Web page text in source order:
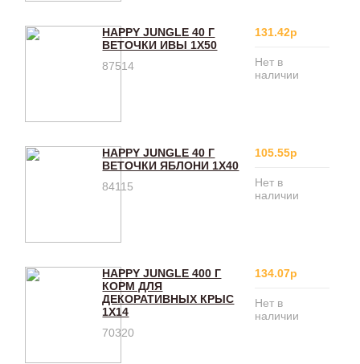
HAPPY JUNGLE 40 Г
ВЕТОЧКИ ИВЫ 1Х50
87514
131.42р
Нет в
наличии
HAPPY JUNGLE 40 Г
ВЕТОЧКИ ЯБЛОНИ 1Х40
84115
105.55р
Нет в
наличии
HAPPY JUNGLE 400 Г
КОРМ ДЛЯ
ДЕКОРАТИВНЫХ КРЫС
1Х14
70320
134.07р
Нет в
наличии